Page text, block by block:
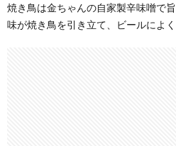
焼き鳥は金ちゃんの自家製辛味噌で
味が焼き鳥を引き立て、ビールによく